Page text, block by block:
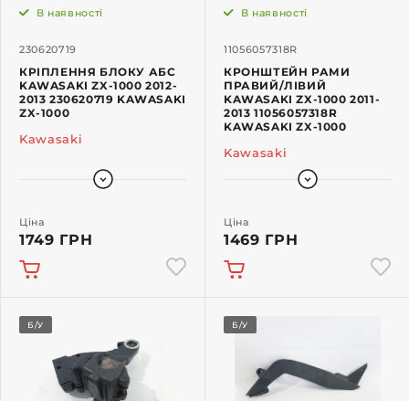
230620719
В наявності
КРІПЛЕННЯ БЛОКУ АБС
KAWASAKI ZX-1000 2012-
2013 230620719 KAWASAKI
ZX-1000
Kawasaki
Ціна
1749 ГРН
11056057318R
В наявності
КРОНШТЕЙН РАМИ
ПРАВИЙ/ЛІВИЙ
KAWASAKI ZX-1000 2011-
2013 11056057318R
KAWASAKI ZX-1000
Kawasaki
Ціна
1469 ГРН
Б/У Б/У